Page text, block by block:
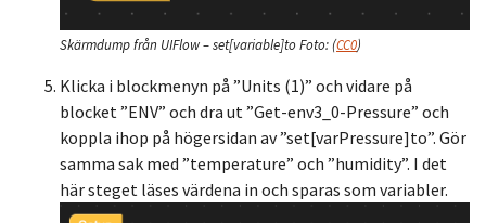
Skärmdump från UIFlow – set[variable]toFoto:(CC0)
Klicka i blockmenyn på ”Units (1)” och vidare på
blocket ”ENV” och dra ut ”Get-env3_0-Pressure” och
koppla ihop på högersidan av ”set[varPressure]to”. Gör
samma sak med ”temperature” och ”humidity”. I det
här steget läses värdena in och sparas som variabler.